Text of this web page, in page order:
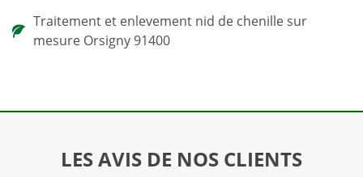
Traitement et enlevement nid de chenille sur
mesure Orsigny 91400
LES AVIS DE NOS CLIENTS